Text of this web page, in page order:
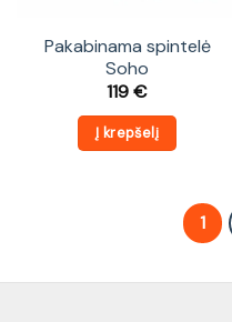
Pakabinama spintelė
Soho
119€
Į krepšelį
1